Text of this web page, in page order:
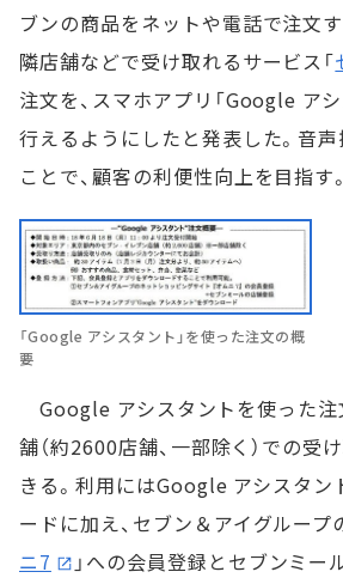
ブンの商品をネットや電話で注文
隣店舗などで受け取れるサービス「
注文を、スマホアプリ「Google ア
行えるようにしたと発表した。音
ことで、顧客の利便性向上を目指す。
「Google アシスタント」を使った注文の概
要
Google アシスタントを使った注
舗（約2600店舗、一部除く）での受
きる。利用にはGoogle アシスタン
ードに加え、セブン＆アイグループ
ニ7
」への会員登録とセブンミー